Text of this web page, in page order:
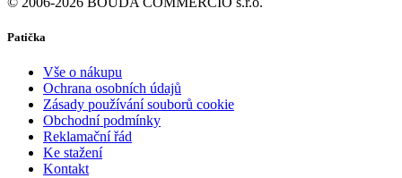
Patička
Vše o nákupu
Ochrana osobních údajů
Zásady používání souborů cookie
Obchodní podmínky
Reklamační řád
Ke stažení
Kontakt